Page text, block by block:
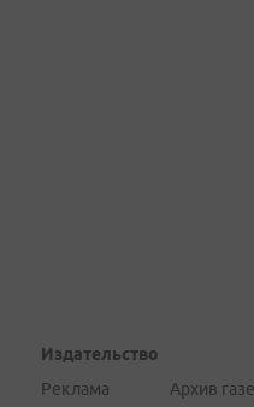
Издательство
Реклама
Архив